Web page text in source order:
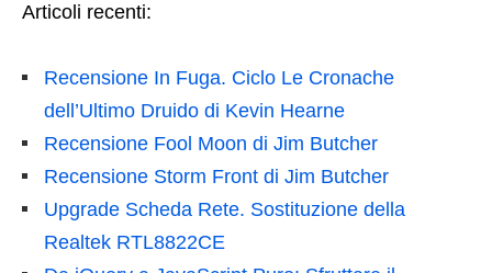
Articoli recenti:
Recensione In Fuga. Ciclo Le Cronache
dell’Ultimo Druido di Kevin Hearne
Recensione Fool Moon di Jim Butcher
Recensione Storm Front di Jim Butcher
Upgrade Scheda Rete. Sostituzione della
Realtek RTL8822CE